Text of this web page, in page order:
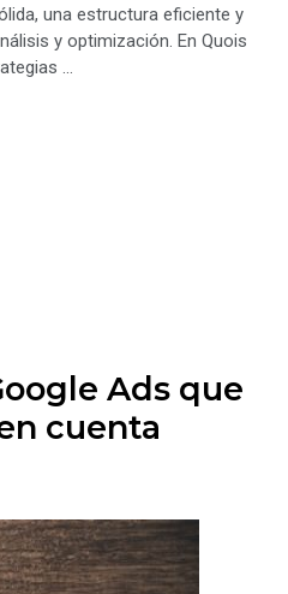
una estructura eficiente y
y optimización. En Quois
…
Ads que
cuenta